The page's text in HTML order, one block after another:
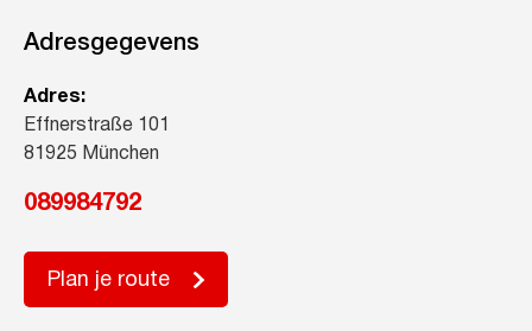
Adresgegevens
Adres:
Effnerstraße 101
81925 München
089984792
Plan je route